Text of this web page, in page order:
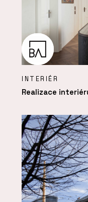
INTERIÉR
Realizace